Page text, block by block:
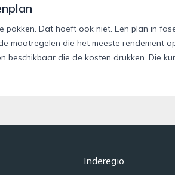
Dat hoeft ook niet. Een plan in
maatregelen die het meeste rendement
beschikbaar die de kosten drukken. Die
Inderegio